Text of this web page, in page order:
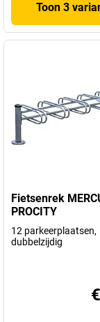
Toon 3
Fietsenrek
PROCITY
12 parkeerplaatsen,
dubbelzijdig